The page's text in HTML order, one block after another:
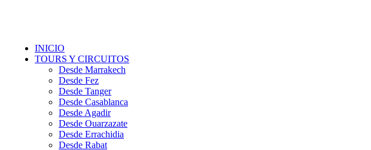
INICIO
TOURS Y CIRCUITOS
Desde Marrakech
Desde Fez
Desde Tanger
Desde Casablanca
Desde Agadir
Desde Ouarzazate
Desde Errachidia
Desde Rabat